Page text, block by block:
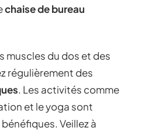
chaise de bureau
muscles du dos et des
régulièrement des
. Les activités comme
et le yoga sont
Veillez à